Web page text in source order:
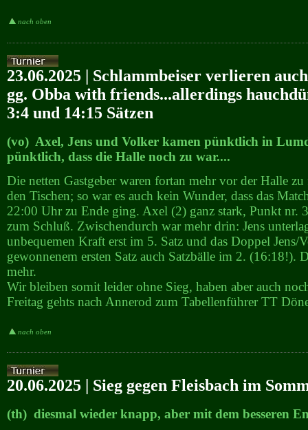
nach oben
23.06.2025 | Schlammbeiser verlieren
gg. Obba with friends...allerdings
3:4 und 14:15 Sätzen
(vo) Axel, Jens und Volker kamen pünktlich in
pünktlich, dass die Halle noch zu war....
Die netten Gastgeber waren fortan mehr vor der Halle zu
den Tischen; so war es auch kein Wunder, dass das
22:00 Uhr zu Ende ging. Axel (2) ganz stark, Punkt nr.
zum Schluß. Zwischendurch war mehr drin: Jens
unbequemen Kraft erst im 5. Satz und das Doppel Jens/
gewonnenem ersten Satz auch Satzbälle im 2. (16:18!).
mehr.
Wir bleiben somit leider ohne Sieg, haben aber auch
Freitag gehts nach Annerod zum Tabellenführer TT
nach oben
20.06.2025 | Sieg gegen Fleisbach im
(th) diesmal wieder knapp, aber mit dem besseren